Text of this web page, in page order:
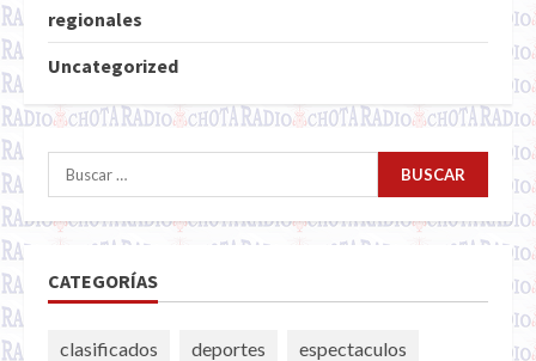
regionales
Uncategorized
Buscar:
CATEGORÍAS
clasificados deportes
espectaculos